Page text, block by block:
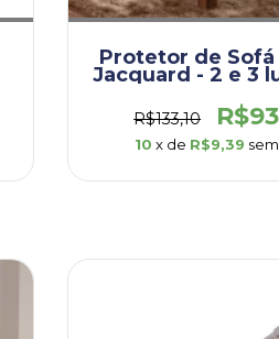
Protetor de Sofá
Jacquard - 2 e 3
R$133,10
10 x de R$9,39